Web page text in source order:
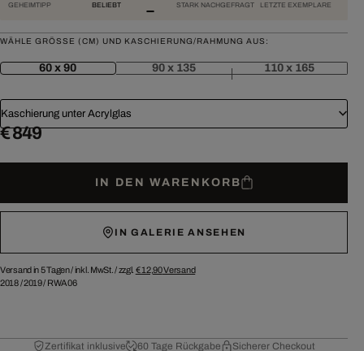
GEHEIMTIPP BELIEBT STARK NACHGEFRAGT LETZTE EXEMPLARE
WÄHLE GRÖSSE (CM) UND KASCHIERUNG/RAHMUNG AUS:
60 x 90 90 x 135 110 x 165
Kaschierung unter Acrylglas
€ 849
IN DEN WARENKORB
IN GALERIE ANSEHEN
Versand in 5 Tagen /inkl. MwSt. / zzgl. € 12,90Versand
2018/2019/ RWA06
Zertifikat inklusive 60 Tage Rückgabe Sicherer Checkout